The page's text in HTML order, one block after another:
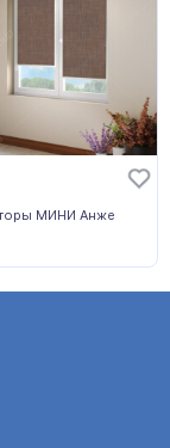
МИНИ Анже